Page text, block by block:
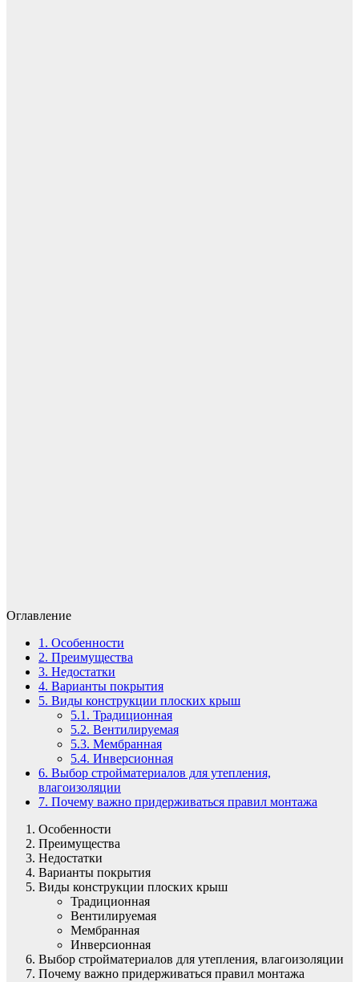
Оглавление
1. Особенности
2. Преимущества
3. Недостатки
4. Варианты покрытия
5. Виды конструкции плоских крыш
5.1. Традиционная
5.2. Вентилируемая
5.3. Мембранная
5.4. Инверсионная
6. Выбор стройматериалов для утепления,
влагоизоляции
7. Почему важно придерживаться правил монтажа
Особенности
Преимущества
Недостатки
Варианты покрытия
Виды конструкции плоских крыш
Традиционная
Вентилируемая
Мембранная
Инверсионная
Выбор стройматериалов для утепления, влагоизоляции
Почему важно придерживаться правил монтажа